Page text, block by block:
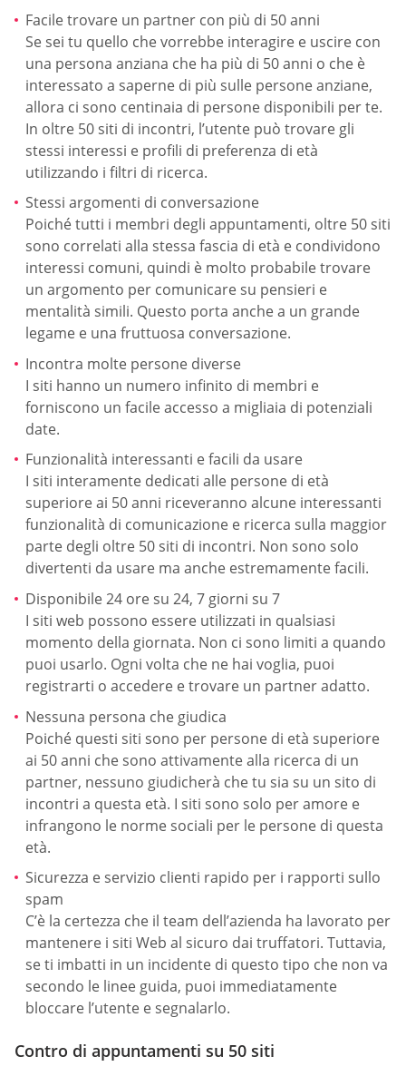
Facile trovare un partner con più di 50 anni
Se sei tu quello che vorrebbe interagire e uscire con
una persona anziana che ha più di 50 anni o che è
interessato a saperne di più sulle persone anziane,
allora ci sono centinaia di persone disponibili per te.
In oltre 50 siti di incontri, l’utente può trovare gli
stessi interessi e profili di preferenza di età
utilizzando i filtri di ricerca.
Stessi argomenti di conversazione
Poiché tutti i membri degli appuntamenti, oltre 50 siti
sono correlati alla stessa fascia di età e condividono
interessi comuni, quindi è molto probabile trovare
un argomento per comunicare su pensieri e
mentalità simili. Questo porta anche a un grande
legame e una fruttuosa conversazione.
Incontra molte persone diverse
I siti hanno un numero infinito di membri e
forniscono un facile accesso a migliaia di potenziali
date.
Funzionalità interessanti e facili da usare
I siti interamente dedicati alle persone di età
superiore ai 50 anni riceveranno alcune interessanti
funzionalità di comunicazione e ricerca sulla maggior
parte degli oltre 50 siti di incontri. Non sono solo
divertenti da usare ma anche estremamente facili.
Disponibile 24 ore su 24, 7 giorni su 7
I siti web possono essere utilizzati in qualsiasi
momento della giornata. Non ci sono limiti a quando
puoi usarlo. Ogni volta che ne hai voglia, puoi
registrarti o accedere e trovare un partner adatto.
Nessuna persona che giudica
Poiché questi siti sono per persone di età superiore
ai 50 anni che sono attivamente alla ricerca di un
partner, nessuno giudicherà che tu sia su un sito di
incontri a questa età. I siti sono solo per amore e
infrangono le norme sociali per le persone di questa
età.
Sicurezza e servizio clienti rapido per i rapporti sullo
spam
C’è la certezza che il team dell’azienda ha lavorato per
mantenere i siti Web al sicuro dai truffatori. Tuttavia,
se ti imbatti in un incidente di questo tipo che non va
secondo le linee guida, puoi immediatamente
bloccare l’utente e segnalarlo.
Contro di appuntamenti su 50 siti